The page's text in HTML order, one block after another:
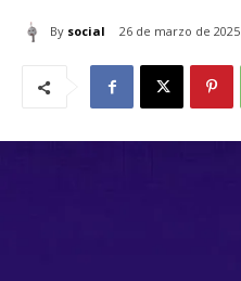
By social 26 de marzo de 2025